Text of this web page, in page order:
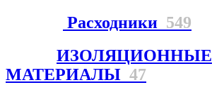
Расходники 549
ИЗОЛЯЦИОННЫЕ
МАТЕРИАЛЫ 47